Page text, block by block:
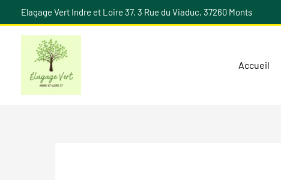
au
Elagage Vert Indre et Loire 37, 3 Rue du Viaduc, 37260 Monts
Accueil